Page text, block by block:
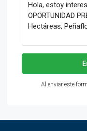
Al enviar este